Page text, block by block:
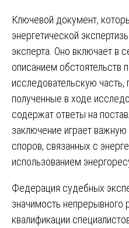
Ключевой документ,
энергетической
эксперта. Оно включает в
описанием обстоятельств
исследовательскую
полученные в ходе
содержат ответы на
заключение играет важную
споров, связанных с
использованием
Федерация судебных
значимость непрерывного
квалификации